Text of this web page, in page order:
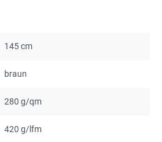
145 cm
braun
280 g/qm
420 g/lfm